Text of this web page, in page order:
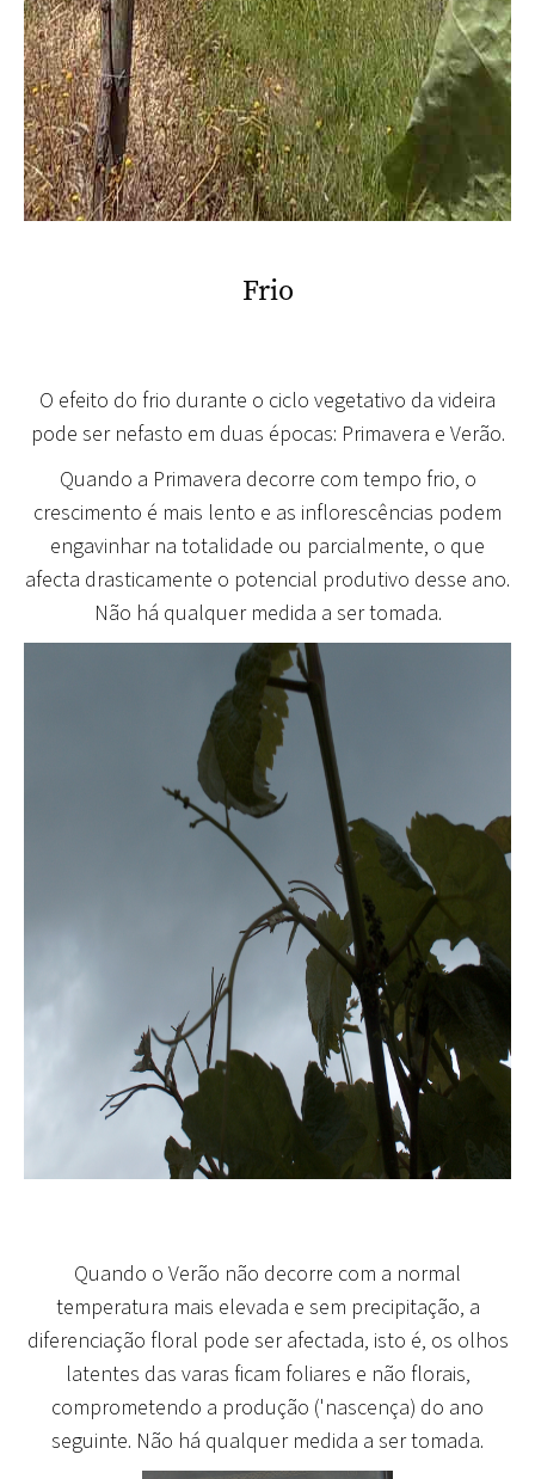
Frio
O efeito do frio durante o ciclo vegetativo da videira
pode ser nefasto em duas épocas: Primavera e Verão.
Quando a Primavera decorre com tempo frio, o
crescimento é mais lento e as inflorescências podem
engavinhar na totalidade ou parcialmente, o que
afecta drasticamente o potencial produtivo desse ano.
Não há qualquer medida a ser tomada.
Quando o Verão não decorre com a normal
temperatura mais elevada e sem precipitação, a
diferenciação floral pode ser afectada, isto é, os olhos
latentes das varas ficam foliares e não florais,
comprometendo a produção ('nascença) do ano
seguinte. Não há qualquer medida a ser tomada.